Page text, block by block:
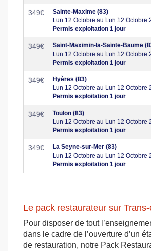
349€
Sainte-Maxime (83)
Lun 12 Octobre au Lun 12 Octobre
Permis exploitation 1 jour
349€
Saint-Maximin-la-Sainte-Baume
Lun 12 Octobre au Lun 12 Octobre
Permis exploitation 1 jour
349€
Hyères (83)
Lun 12 Octobre au Lun 12 Octobre
Permis exploitation 1 jour
349€
Toulon (83)
Lun 12 Octobre au Lun 12 Octobre
Permis exploitation 1 jour
349€
La Seyne-sur-Mer (83)
Lun 12 Octobre au Lun 12 Octobre
Permis exploitation 1 jour
Le pack restaurateur sur
Pour disposer de tout
dans le cadre de l’ouverture d’un
de restauration, notre Pack